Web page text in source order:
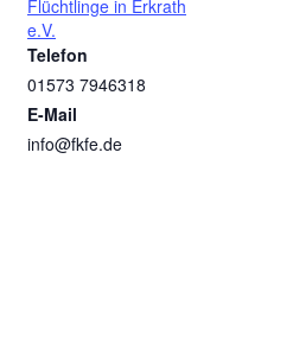
Flüchtlinge in Erkrath
e.V.
Telefon
01573 7946318
E-Mail
info@fkfe.de